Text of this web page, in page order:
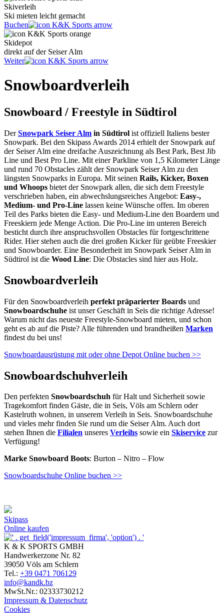
Skiverleih
Ski mieten leicht gemacht
Buchen
Skidepot
direkt auf der Seiser Alm
Weiter
Snowboardverleih
Snowboard / Freestyle in Südtirol
DerSnowpark Seiser Alm in Südtirol ist offiziell Italiens bester
Snowpark. Bei den Skipass Awards 2014 erhielt der Snowpark auf
der Seiser Alm eine dreifache Auszeichnung als Best Park, Best Jib
Line und Best Pro Line. Mit einer Parkline von 1,5 Kilometer Länge
und rund 70 Obstacles zählt der Snowpark Seiser Alm zu den
längsten Snowparks in Europa. Mit seinen Rails, Kicker, Boxen
und Whoops bietet der Snowpark allen, die sich dem Freestyle
verschrieben haben, ein abwechslungsreiches Angebot: Easy-,
Medium- und Pro-Line lassen keine Wünsche offen. Im oberen
Teil des Parks bieten die Easy- und Medium-Line den Boardern und
Freeskiern jede Menge Action. Die Pro-Line im unteren Bereich
besticht durch ihre anspruchsvollen Obstacles für fortgeschrittene
Rider. Hier stehen auch die drei großen Kicker für geübte Freeskier
und Snowboarder. Eine Besonderheit im Snowpark Seiser Alm in
Südtirol ist die Wood Line: Die Obstacles sind hier aus Holz.
Snowboardverleih
Für den Snowboardverleih perfekt präparierter Boards und
Snowboardschuhe ist unser Geschäft in Seis die richtige Adresse!
Warum nicht das neueste Freestyle-Snowboard mieten, und schon
geht es ab auf die Piste? Alle führenden und brandheißen Marken
findest du bei uns!
Snowboardausrüstung mit oder ohne Depot Online buchen >>
Snowboardschuhverleih
Den perfekten Snowboardschuh für Halt und Sicherheit sowie
Tragekomfort finden Gäste, die in Seis, Völs am Schlern oder
Kastelruth wohnen, in unserem Verleih in Seis. Snowboardschuhe
und vieles mehr finden Sie rund um die Seiser Alm. Auch dort
stehen Ihnen die Filialen unseres Verleihs sowie ein Skiservice zur
Verfügung!
Marke Snowboard Boots: Burton – Nitro – Flow
Snowboardschuhe Online buchen >>
Skipass
Online kaufen
K & K SPORTS GMBH
Handwerkerzone Nr. 82
39050 Völs am Schlern
Tel.: +39 0471 706129
info@kandk.bz
MwSt.Nr.: 02333730212
Impressum & Datenschutz
Cookies